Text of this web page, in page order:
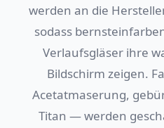
werden an die
sodass
Verlaufsgläser ihre
Bildschirm zeigen.
Acetatmaserung,
Titan — werden